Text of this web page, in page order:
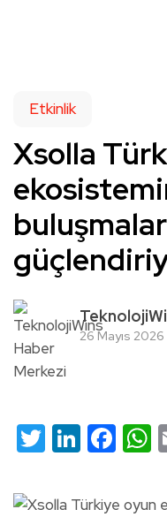
Etkinlik
Xsolla
26 Mayıs 2026
Twitter